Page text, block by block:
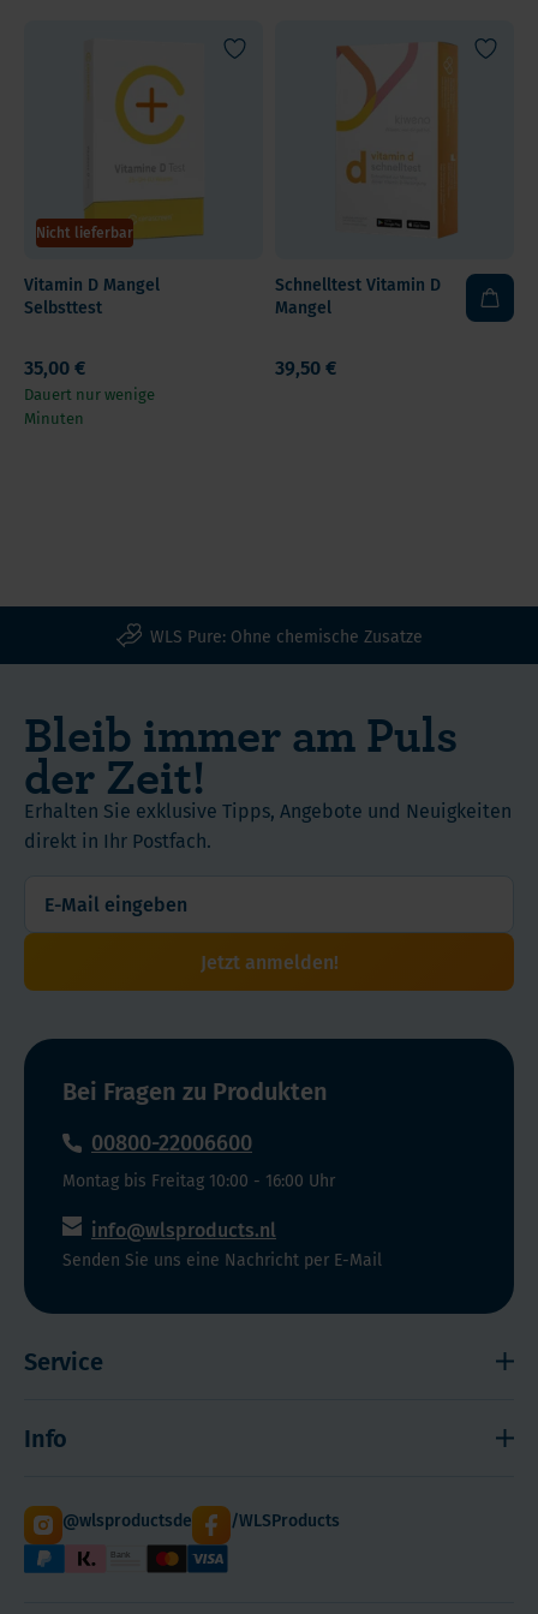
Vitamin D Mangel
Selbsttest
Nicht lieferbar
35,00 €
Dauert nur wenige
Minuten
Schnelltest Vitamin D
Mangel
39,50 €
WLS Pure: Ohne chemische Zusatze
Bleib immer am Puls
der Zeit!
Erhalten Sie exklusive Tipps, Angebote und Neuigkeiten
direkt in Ihr Postfach.
Jetzt anmelden!
Bei Fragen zu Produkten
00800-22006600
Montag bis Freitag 10:00 - 16:00 Uhr
info@wlsproducts.nl
Senden Sie uns eine Nachricht per E-Mail
Service
Sitemap
Cookies
Info
Staffelrabatt
Paketdienst DHL
@wlsproductsde /WLSProducts